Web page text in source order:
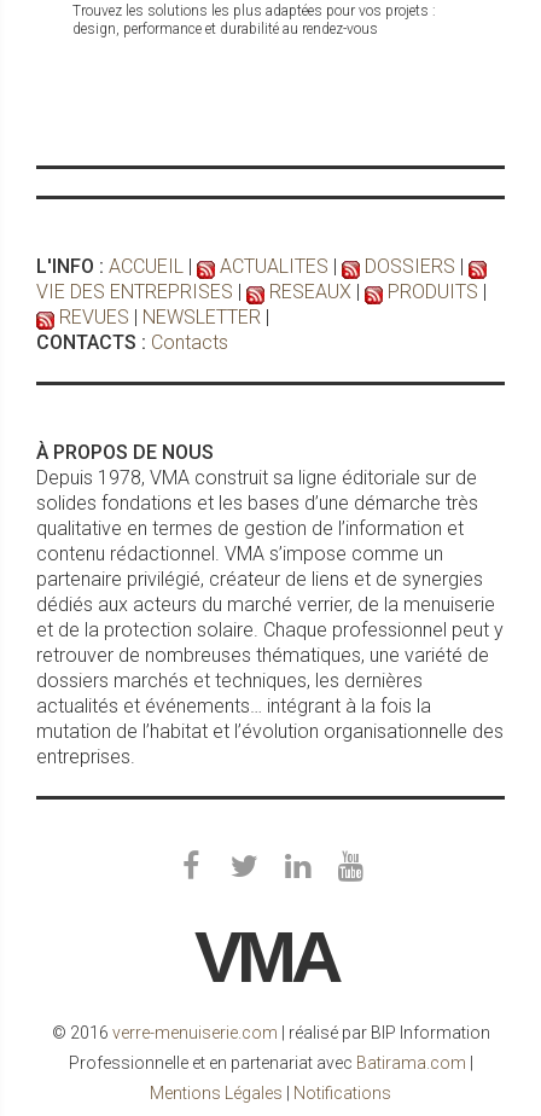
Trouvez les solutions les plus adaptées pour vos projets :
design, performance et durabilité au rendez-vous
L'INFO : ACCUEIL | ACTUALITES | DOSSIERS |
VIE DES ENTREPRISES | RESEAUX | PRODUITS |
REVUES | NEWSLETTER |
CONTACTS : Contacts
À PROPOS DE NOUS
Depuis 1978, VMA construit sa ligne éditoriale sur de
solides fondations et les bases d’une démarche très
qualitative en termes de gestion de l’information et
contenu rédactionnel. VMA s’impose comme un
partenaire privilégié, créateur de liens et de synergies
dédiés aux acteurs du marché verrier, de la menuiserie
et de la protection solaire. Chaque professionnel peut y
retrouver de nombreuses thématiques, une variété de
dossiers marchés et techniques, les dernières
actualités et événements… intégrant à la fois la
mutation de l’habitat et l’évolution organisationnelle des
entreprises.
VMA
© 2016 verre-menuiserie.com | réalisé par BIP Information
Professionnelle et en partenariat avec Batirama.com
Mentions Légales
Notifications